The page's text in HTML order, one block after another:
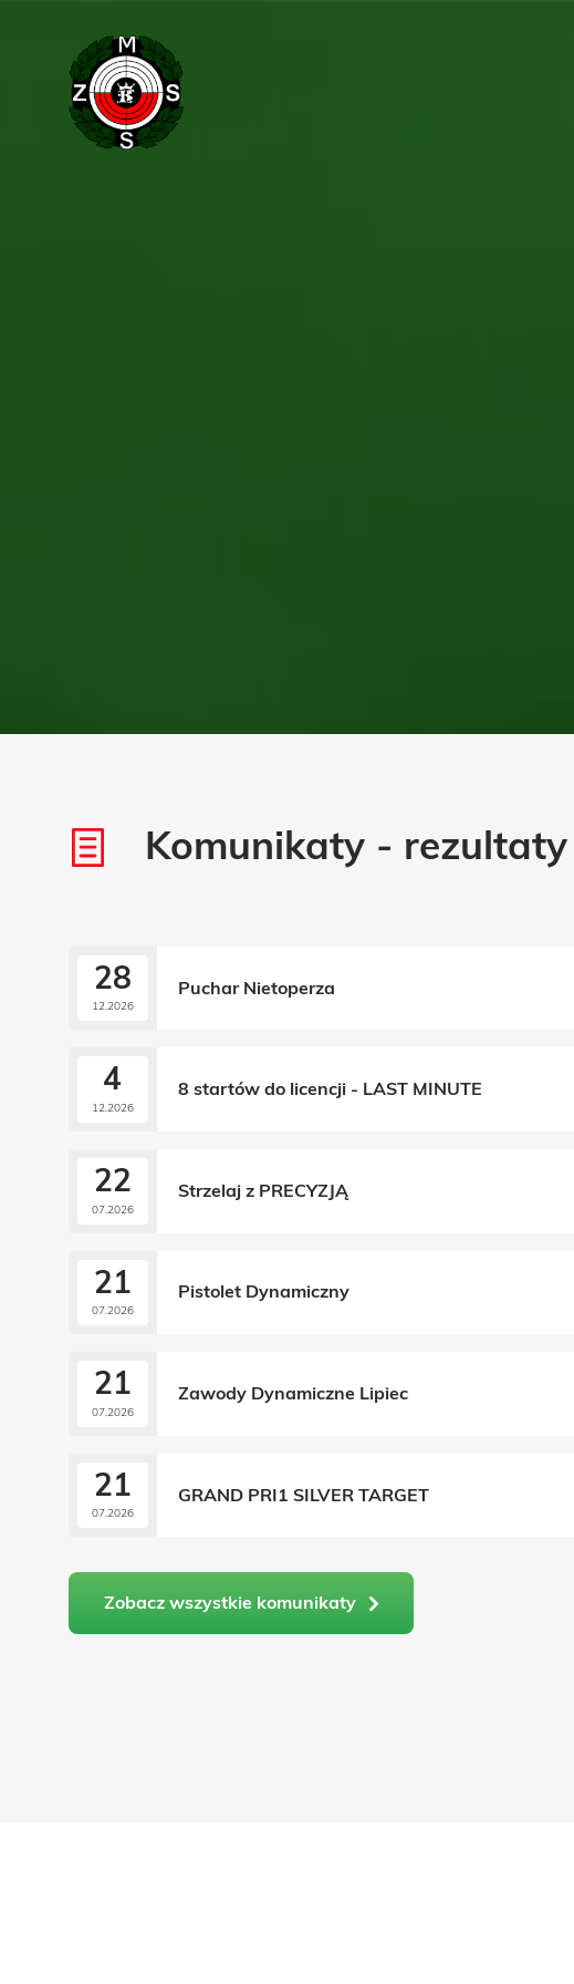
Komunikaty - rezultaty
28
12.2026
Puchar Nietoperza
4
12.2026
8 startów do licencji - LAST MINUTE
22
07.2026
Strzelaj z PRECYZJĄ
21
07.2026
Pistolet Dynamiczny
21
07.2026
Zawody Dynamiczne Lipiec
21
07.2026
GRAND PRI1 SILVER TARGET
Zobacz wszystkie komunikaty